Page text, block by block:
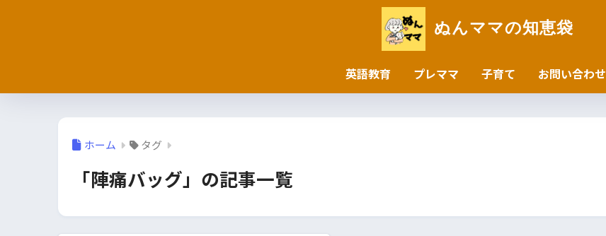
ぬんママの知恵袋
英語教育 プレママ 子育て お問い合わせ
ホーム タグ
「陣痛バッグ」の記事一覧